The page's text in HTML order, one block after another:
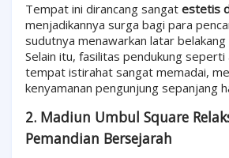
Tempat ini dirancang sangat estetis
menjadikannya surga bagi para
sudutnya menawarkan latar belakang
Selain itu, fasilitas pendukung seperti
tempat istirahat sangat memadai,
kenyamanan pengunjung sepanjang
2. Madiun Umbul Square
Pemandian Bersejarah